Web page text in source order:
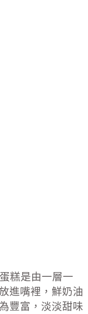
糕是由一層一
進嘴裡，鮮奶油
豐富，淡淡甜味